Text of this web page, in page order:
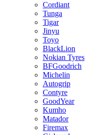
Cordiant
Tunga
Tigar
Jinyu
Toyo
BlackLion
Nokian Tyres
BFGoodrich
Michelin
Autogrip
Contyre
GoodYear
Kumho
Matador
Firemax